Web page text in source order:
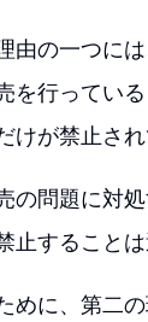
由の一つに
を行ってい
が禁止され
の問題に対
止すること
に、第二